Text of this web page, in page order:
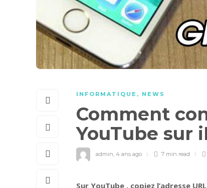
INFORMATIQUE , NEWS
Comment
YouTube sur
admin, 4 ans ago 7 min read
Sur YouTube , copiez l’adresse